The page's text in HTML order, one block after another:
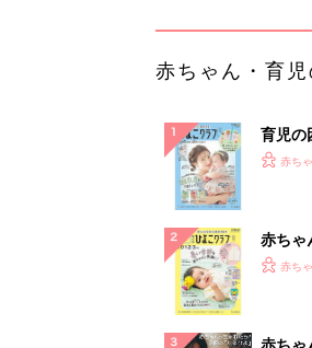
赤ちゃん・育
育児の
『ひよ
赤ち
赤ちゃ
てのひ
赤ち
赤ちゃ